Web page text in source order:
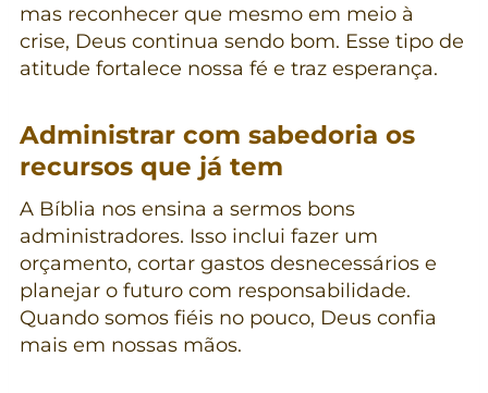
mas reconhecer que mesmo em meio à
crise, Deus continua sendo bom. Esse tipo de
atitude fortalece nossa fé e traz esperança.
Administrar com sabedoria os
recursos que já tem
A Bíblia nos ensina a sermos bons
administradores. Isso inclui fazer um
orçamento, cortar gastos desnecessários e
planejar o futuro com responsabilidade.
Quando somos fiéis no pouco, Deus confia
mais em nossas mãos.